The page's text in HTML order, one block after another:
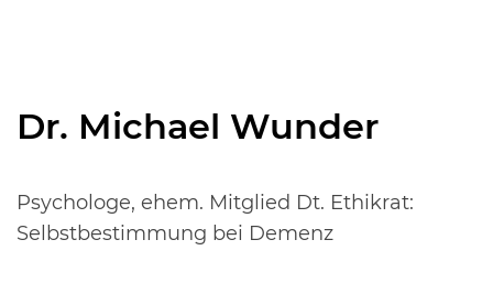
Dr. Michael Wunder
Psychologe, ehem. Mitglied Dt. Ethikrat:
Selbstbestimmung bei Demenz